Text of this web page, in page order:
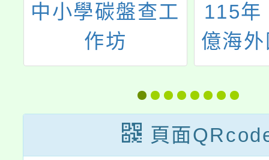
中小學碳盤查工
作坊
115年
億海
計畫
組G-
學一
頁面